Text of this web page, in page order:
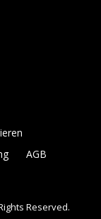
AGB
Reserved.